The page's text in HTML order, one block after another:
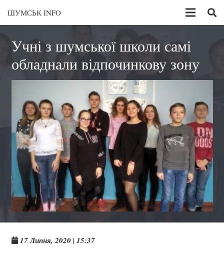
ШУМСЬК INFO
Учні з шумської школи самі
обладнали відпочинкову зону
17 Липня, 2020 | 15:37